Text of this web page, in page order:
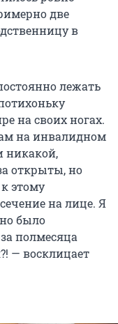
две
в
лежать
на своих ногах.
на инвалидном
никакой,
открыты, но
этому
на лице. Я
было
полмесяца
— восклицает